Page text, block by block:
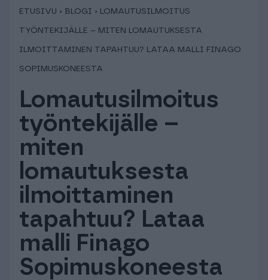
Meistä & Ajankohtaista
Tilaa Procountor
Kokeile maksutta
ETUSIVU › BLOGI › LOMAUTUSILMOITUS
TYÖNTEKIJÄLLE – MITEN LOMAUTUKSESTA
ILMOITTAMINEN TAPAHTUU? LATAA MALLI FINAGO
SOPIMUSKONEESTA
Lomautusilmoitus
työntekijälle –
miten
lomautuksesta
ilmoittaminen
tapahtuu? Lataa
malli Finago
Sopimuskoneesta